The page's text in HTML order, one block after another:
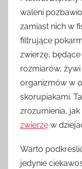
waleni
zamiast nich w
filtrujące
zwierzę,
rozmiarów,
organizmów w
skorupiakami.
zrozumienia, jak
zwierzę w
Warto
jedynie